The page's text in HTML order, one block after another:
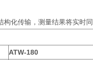
化传输，测量结果将实时
ATW-180